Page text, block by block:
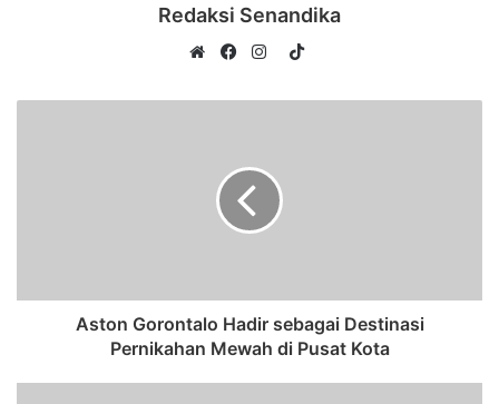
Redaksi Senandika
TikTok
Aston Gorontalo Hadir sebagai Destinasi
Pernikahan Mewah di Pusat Kota